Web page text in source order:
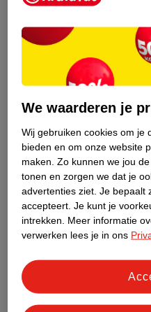
Op de verpakking of
squalaan bevat. Het
als squalaan of squalane. Het
INCI-naam (International
Ingredients); dit is de
voor het ingrediënt in
ingrediëntenlijsten vooral de
We waarderen je
Wij gebruiken cookies om je
bieden en om onze website
maken. Zo kunnen we jou
tonen en zorgen we dat je
advertenties ziet. Je bepaalt
accepteert. Je kunt je
intrekken.
Meer informatie
verwerken lees je in ons